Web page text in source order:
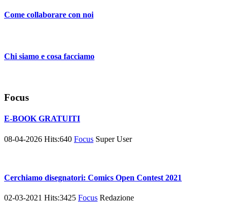
Come collaborare con noi
Chi siamo e cosa facciamo
Focus
E-BOOK GRATUITI
08-04-2026 Hits:640 Focus Super User
Cerchiamo disegnatori: Comics Open Contest 2021
02-03-2021 Hits:3425 Focus Redazione